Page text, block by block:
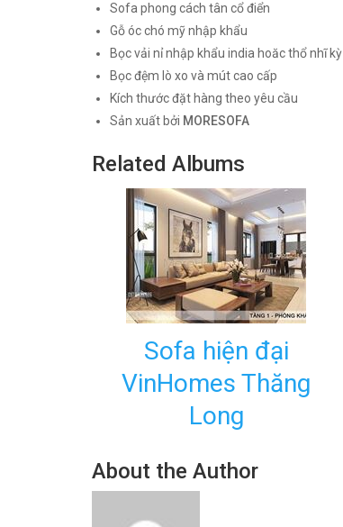
Sofa phong cách tân cổ điển
Gỗ óc chó mỹ nhập khẩu
Bọc vải nỉ nhập khẩu india hoăc thổ nhĩ kỳ
Bọc đệm lò xo và mút cao cấp
Kích thước đặt hàng theo yêu cầu
Sản xuất bởi MORESOFA
Related Albums
Sofa hiện đại
VinHomes Thăng
Long
About the Author